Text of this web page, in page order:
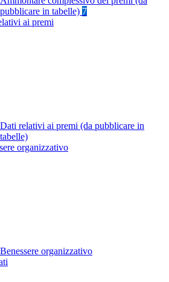
pubblicare in tabelle) 7
ai premi
Dati relativi ai premi (da pubblicare in
tabelle)
organizzativo
Benessere organizzativo